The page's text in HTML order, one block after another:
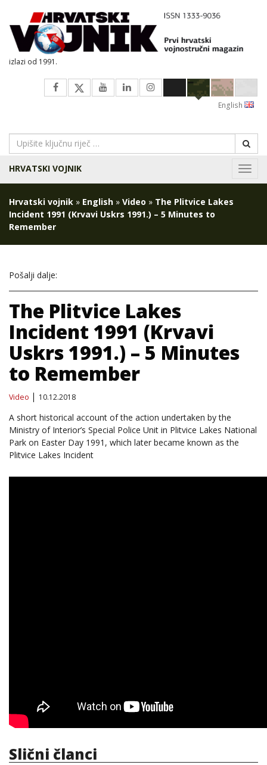
izlazi od 1991.
English
HRVATSKI VOJNIK
Hrvatski vojnik » English » Video » The Plitvice Lakes
Incident 1991 (Krvavi Uskrs 1991.) – 5 Minutes to
Remember
Pošalji dalje:
The Plitvice Lakes
Incident 1991 (Krvavi
Uskrs 1991.) – 5 Minutes
to Remember
Video 10.12.2018
A short historical account of the action undertaken by the
Ministry of Interior’s Special Police Unit in Plitvice Lakes National
Park on Easter Day 1991, which later became known as the
Plitvice Lakes Incident
Slični članci